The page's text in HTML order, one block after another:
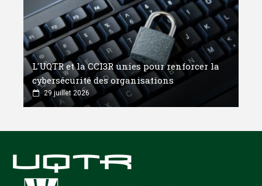
L'UQTR et la CCI3R unies pour renforcer la
cybersécurité des organisations
29 juillet 2026